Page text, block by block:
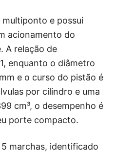
e possui
acionamento do
A relação de
enquanto o diâmetro
e o curso do pistão é
por cilindro e uma
cm³, o desempenho é
porte compacto.
marchas, identificado